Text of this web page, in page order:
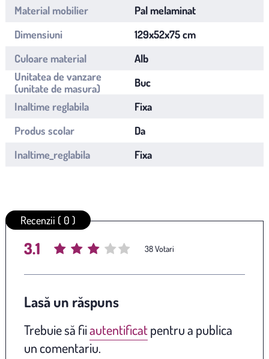
Material mobilier
Pal melaminat
Dimensiuni
129x52x75 cm
Culoare material
Alb
Unitatea de vanzare
(unitate de masura)
Buc
Inaltime reglabila
Fixa
Produs scolar
Da
Inaltime_reglabila
Fixa
Average rating
3.1 / 5. Vote count:
38
Recenzii ( 0 )
Lasă un răspuns
Trebuie să fiiautentificatpentru a publica
un comentariu.